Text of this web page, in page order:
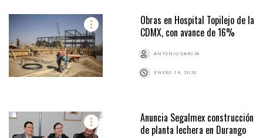
Obras en Hospital Topilejo de la
CDMX, con avance de 16%
ANTONIO GARCÍA
ENERO 14, 2020
Anuncia Segalmex construcción
de planta lechera en Durango